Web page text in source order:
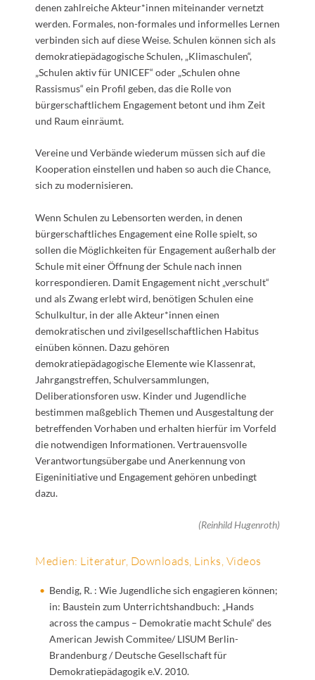
denen zahlreiche Akteur*innen miteinander vernetzt
werden. Formales, non-formales und informelles Lernen
verbinden sich auf diese Weise. Schulen können sich als
demokratiepädagogische Schulen, „Klimaschulen“,
„Schulen aktiv für UNICEF“ oder „Schulen ohne
Rassismus“ ein Profil geben, das die Rolle von
bürgerschaftlichem Engagement betont und ihm Zeit
und Raum einräumt.
Vereine und Verbände wiederum müssen sich auf die
Kooperation einstellen und haben so auch die Chance,
sich zu modernisieren.
Wenn Schulen zu Lebensorten werden, in denen
bürgerschaftliches Engagement eine Rolle spielt, so
sollen die Möglichkeiten für Engagement außerhalb der
Schule mit einer Öffnung der Schule nach innen
korrespondieren. Damit Engagement nicht „verschult“
und als Zwang erlebt wird, benötigen Schulen eine
Schulkultur, in der alle Akteur*innen einen
demokratischen und zivilgesellschaftlichen Habitus
einüben können. Dazu gehören
demokratiepädagogische Elemente wie Klassenrat,
Jahrgangstreffen, Schulversammlungen,
Deliberationsforen usw. Kinder und Jugendliche
bestimmen maßgeblich Themen und Ausgestaltung der
betreffenden Vorhaben und erhalten hierfür im Vorfeld
die notwendigen Informationen. Vertrauensvolle
Verantwortungsübergabe und Anerkennung von
Eigeninitiative und Engagement gehören unbedingt
dazu.
(Reinhild Hugenroth)
Medien: Literatur, Downloads, Links, Videos
Bendig, R. : Wie Jugendliche sich engagieren können;
in: Baustein zum Unterrichtshandbuch: „Hands
across the campus – Demokratie macht Schule“ des
American Jewish Commitee/ LISUM Berlin-
Brandenburg / Deutsche Gesellschaft für
Demokratiepädagogik e.V. 2010.